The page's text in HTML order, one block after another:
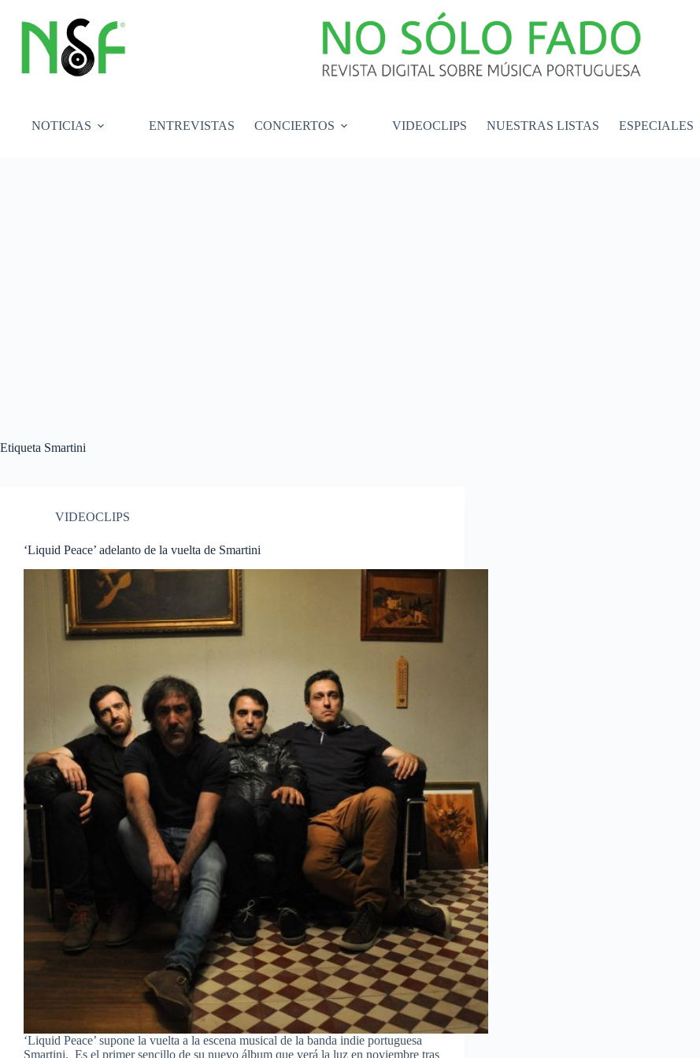
contenido
NOTICIAS ENTREVISTAS CONCIERTOS VIDEOCLIPS NUESTRAS LISTAS ESPECIALES
Etiqueta Smartini
VIDEOCLIPS
‘Liquid Peace’ adelanto de la vuelta de Smartini
‘Liquid Peace’ supone la vuelta a la escena musical de la banda indie portuguesa
Smartini. Es el primer sencillo de su nuevo álbum que verá la luz en noviembre tras